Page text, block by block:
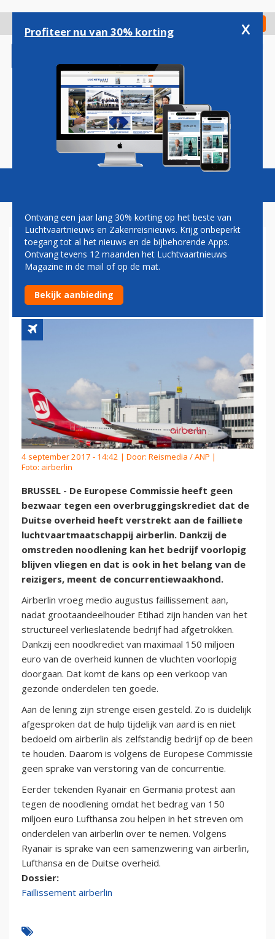
gaan
Check in
Magazine Podcasts Vacatures
BRUSSEL KEURT
OVERBRUGGINGSKREDIET
VOOR AIRBERLIN GOED
4 september 2017 - 14:42 | Door: Reismedia / ANP |
Foto: airberlin
BRUSSEL - De Europese Commissie heeft geen
bezwaar tegen een overbruggingskrediet dat de
Duitse overheid heeft verstrekt aan de failliete
luchtvaartmaatschappij airberlin. Dankzij de
omstreden noodlening kan het bedrijf voorlopig
blijven vliegen en dat is ook in het belang van de
reizigers, meent de concurrentiewaakhond.
Airberlin vroeg medio augustus faillissement aan,
nadat grootaandeelhouder Etihad zijn handen van het
structureel verlieslatende bedrijf had afgetrokken.
Dankzij een noodkrediet van maximaal 150 miljoen
euro van de overheid kunnen de vluchten voorlopig
doorgaan. Dat komt de kans op een verkoop van
gezonde onderdelen ten goede.
Aan de lening zijn strenge eisen gesteld. Zo is duidelijk
afgesproken dat de hulp tijdelijk van aard is en niet
bedoeld om airberlin als zelfstandig bedrijf op de been
te houden. Daarom is volgens de Europese Commissie
geen sprake van verstoring van de concurrentie.
Eerder tekenden Ryanair en Germania protest aan
tegen de noodlening omdat het bedrag van 150
miljoen euro Lufthansa zou helpen in het streven om
onderdelen van airberlin over te nemen. Volgens
Ryanair is sprake van een samenzwering van airberlin,
Lufthansa en de Duitse overheid.
Dossier:
Faillissement airberlin
Profiteer nu van 30% korting x
Ontvang een jaar lang 30% korting op het beste van
Luchtvaartnieuws en Zakenreisnieuws. Krijg onbeperkt
toegang tot al het nieuws en de bijbehorende Apps.
Ontvang tevens 12 maanden het Luchtvaartnieuws
Magazine in de mail of op de mat.
Bekijk aanbieding